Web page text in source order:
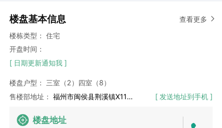
楼盘基本信息
查看更多
楼栋类型：
住宅
开盘时间：
[ 日期更新通知我 ]
楼盘户型： 三室（2） 四室（8）
售楼部地址： 福州市闽侯县荆溪镇X115（首邑大道）（接待时间 09:00 - 20:00） [ 发送地址到手机 ]
楼盘地址